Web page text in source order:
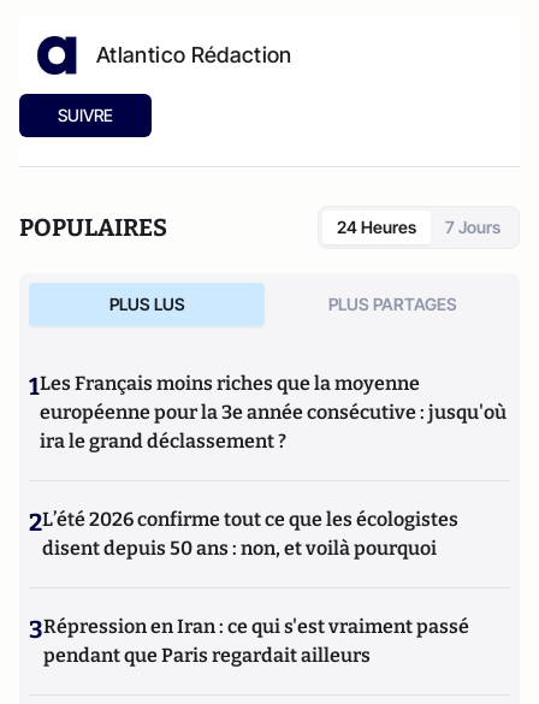
Atlantico Rédaction
SUIVRE
POPULAIRES 24 Heures 7 Jours
PLUS LUS PLUS PARTAGES
1Les Français moins riches que la moyenne
européenne pour la 3e année consécutive : jusqu'où
ira le grand déclassement ?
2L’été 2026 confirme tout ce que les écologistes
disent depuis 50 ans : non, et voilà pourquoi
3Répression en Iran : ce qui s'est vraiment passé
pendant que Paris regardait ailleurs